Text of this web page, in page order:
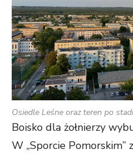
Osiedle Leśne oraz teren po
Boisko dla żołnierzy
W „Sporcie Pomorskim”